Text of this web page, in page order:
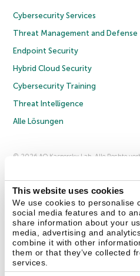
This website uses cookies
We use cookies to personalise
social media features and to
share information about your
media, advertising and
combine it with other
them or that they’ve collected
services.
Cybersecurity Services
Threat Management and Defense
Endpoint Security
Hybrid Cloud Security
Cybersecurity Training
Threat Intelligence
Alle Lösungen
© 2026 AO Kaspersky Lab. Alle Rechte
Anmeldung zum Newsletter für B2B-
Kontakt Über uns Partner Blog
Pressemitteilungen
Securelist Eugene Personal Blog